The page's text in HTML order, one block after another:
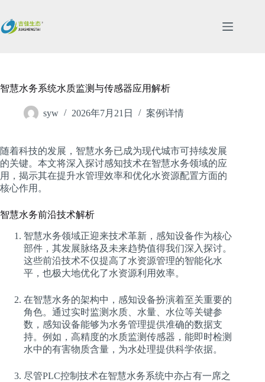
内
智慧水务系统水质监测与传感器应用解析
syw 2026年7月21日 案例详情
随着科技的发展，智慧水务已成为现代城市可持续发展
的关键。本文将深入探讨感知技术在智慧水务领域的应
用，揭示其在提升水管理效率和优化水资源配置方面的
核心作用。
智慧水务前沿技术解析
智慧水务领域正迎来技术革新，感知设备作为核心
部件，其发展脉络及未来趋势值得我们深入探讨。
这些前沿技术不仅提高了水资源管理的智能化水
平，也极大地优化了水资源利用效率。
在智慧水务的架构中，感知设备扮演着至关重要的
角色。通过实时监测水质、水量、水位等关键参
数，感知设备能够为水务管理提供准确的数据支
持。例如，高精度的水质监测传感器，能即时检测
水中的有害物质含量，为水处理提供科学依据。
尽管PLC控制技术在智慧水务系统中亦占有一席之